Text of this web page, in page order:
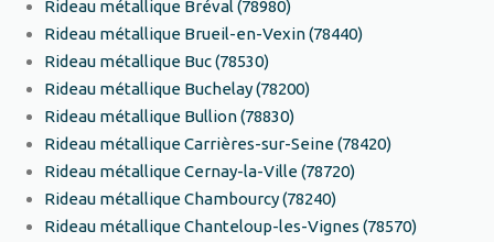
Rideau métallique Bréval (78980)
Rideau métallique Brueil-en-Vexin (78440)
Rideau métallique Buc (78530)
Rideau métallique Buchelay (78200)
Rideau métallique Bullion (78830)
Rideau métallique Carrières-sur-Seine (78420)
Rideau métallique Cernay-la-Ville (78720)
Rideau métallique Chambourcy (78240)
Rideau métallique Chanteloup-les-Vignes (78570)